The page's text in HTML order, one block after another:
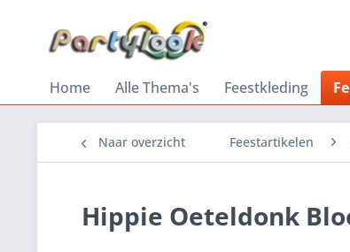
Home Alle Thema's Feestkleding
Naar overzicht Feestartikelen
Hippie Oeteldonk